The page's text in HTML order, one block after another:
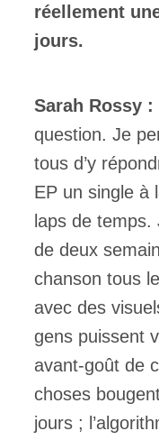
réellement
jours.
Sarah Rossy :
question. Je
tous d’y
EP un single à
laps de temps.
de deux
chanson tous
avec des
gens puissent
avant-goût de
choses
jours ;